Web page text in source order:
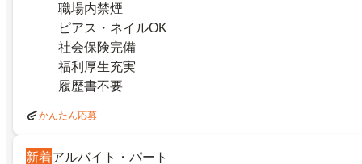
職場内禁煙
ピアス・ネイルOK
社会保険完備
福利厚生充実
履歴書不要
かんたん応募
新着アルバイト・パート